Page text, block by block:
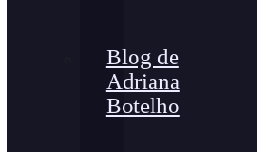
Blog de
Adriana
Botelho